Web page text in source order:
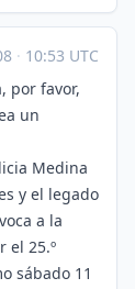
· 10:53 UTC
por favor,
un
Medina
y el legado
a la
el 25.º
sábado 11